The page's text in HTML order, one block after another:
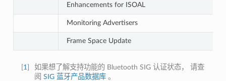
Enhancements for ISOAL
Monitoring Advertisers
Frame Space Update
[1]
如果想了解支持功能的 Bluetooth SIG 认证状态， 请查
阅SIG 蓝牙产品数据库 。